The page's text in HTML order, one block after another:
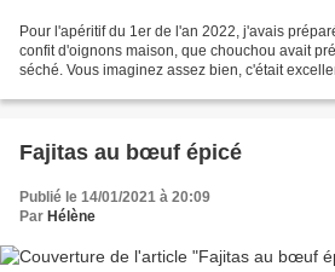
Pour l'apéritif du 1er de l'an 2022, j'avais
confit d'oignons maison, que chouchou avait
séché. Vous imaginez assez bien, c'était
Fajitas au bœuf épicé
Publié le 14/01/2021 à 20:09
Par Hélène